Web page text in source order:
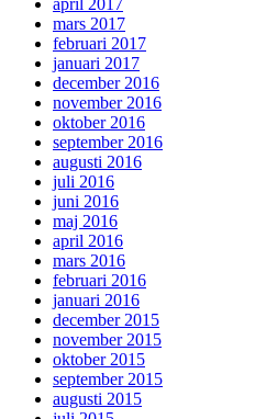
april 2017
mars 2017
februari 2017
januari 2017
december 2016
november 2016
oktober 2016
september 2016
augusti 2016
juli 2016
juni 2016
maj 2016
april 2016
mars 2016
februari 2016
januari 2016
december 2015
november 2015
oktober 2015
september 2015
augusti 2015